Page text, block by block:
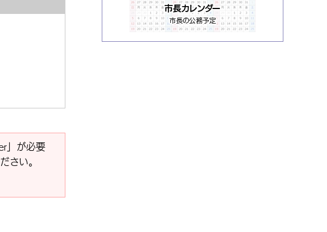
」が必要
さい。